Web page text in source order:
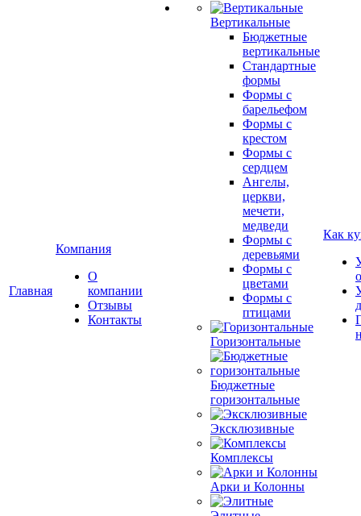
Главная
Компания
О
компании
Отзывы
Контакты
Вертикальные
Бюджетные
вертикальные
Стандартные
формы
Формы с
барельефом
Формы с
крестом
Формы с
сердцем
Ангелы,
церкви,
мечети,
медведи
Формы с
деревьями
Формы с
цветами
Формы с
птицами
Горизонтальные
Бюджетные
горизонтальные
Эксклюзивные
Комплексы
Арки и Колонны
Как